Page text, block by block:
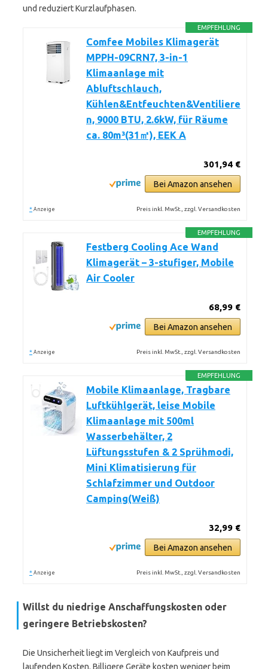
und reduziert Kurzlaufphasen.
EMPFEHLUNG
Comfee Mobiles Klimagerät
MPPH-09CRN7, 3-in-1
Klimaanlage mit
Abluftschlauch,
Kühlen&Entfeuchten&Ventiliere
n, 9000 BTU, 2.6kW, für Räume
ca. 80m³(31㎡), EEK A
301,94 €
Bei Amazon ansehen
* Anzeige Preis inkl. MwSt., zzgl. Versandkosten
EMPFEHLUNG
Festberg Cooling Ace Wand
Klimagerät – 3-stufiger, Mobile
Air Cooler
68,99 €
Bei Amazon ansehen
* Anzeige Preis inkl. MwSt., zzgl. Versandkosten
EMPFEHLUNG
Mobile Klimaanlage, Tragbare
Luftkühlgerät, leise Mobile
Klimaanlage mit 500ml
Wasserbehälter, 2
Lüftungsstufen & 2 Sprühmodi,
Mini Klimatisierung für
Schlafzimmer und Outdoor
Camping(Weiß)
32,99 €
Bei Amazon ansehen
* Anzeige Preis inkl. MwSt., zzgl. Versandkosten
Willst du niedrige Anschaffungskosten oder
geringere Betriebskosten?
Die Unsicherheit liegt im Vergleich von Kaufpreis und
laufenden Kosten. Billigere Geräte kosten weniger beim